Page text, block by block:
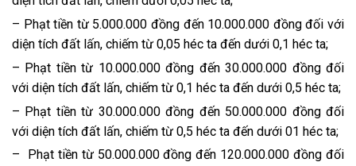
– Phạt tiền từ 5.000.000 đồng đến 10.000.000 đồng đối với
diện tích đất lấn, chiếm từ 0,05 héc ta đến dưới 0,1 héc ta;
– Phạt tiền từ 10.000.000 đồng đến 30.000.000 đồng đối
với diện tích đất lấn, chiếm từ 0,1 héc ta đến dưới 0,5 héc ta;
– Phạt tiền từ 30.000.000 đồng đến 50.000.000 đồng đối
với diện tích đất lấn, chiếm từ 0,5 héc ta đến dưới 01 héc ta;
– Phạt tiền từ 50.000.000 đồng đến 120.000.000 đồng đối